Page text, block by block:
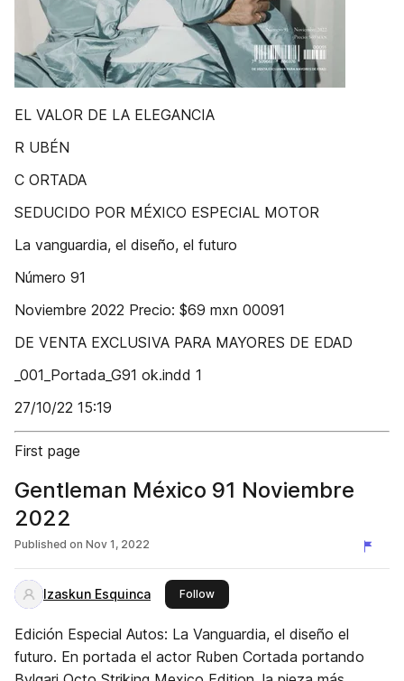
EL VALOR DE LA ELEGANCIA
R UBÉN
C ORTADA
SEDUCIDO POR MÉXICO ESPECIAL MOTOR
La vanguardia, el diseño, el futuro
Número 91
Noviembre 2022 Precio: $69 mxn 00091
DE VENTA EXCLUSIVA PARA MAYORES DE EDAD
_001_Portada_G91 ok.indd 1
27/10/22 15:19
First page
Gentleman México 91 Noviembre
2022
Published on Nov 1, 2022
Izaskun Esquinca Followthis publisher
Edición Especial Autos: La Vanguardia, el diseño el
futuro. En portada el actor Ruben Cortada portando